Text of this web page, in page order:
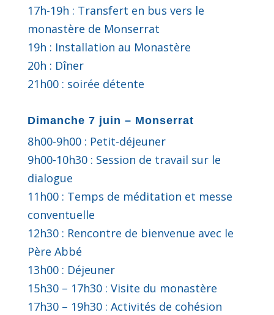
17h-19h : Transfert en bus vers le
monastère de Monserrat
19h : Installation au Monastère
20h : Dîner
21h00 : soirée détente
Dimanche 7 juin – Monserrat
8h00-9h00 : Petit-déjeuner
9h00-10h30 : Session de travail sur le
dialogue
11h00 : Temps de méditation et messe
conventuelle
12h30 : Rencontre de bienvenue avec le
Père Abbé
13h00 : Déjeuner
15h30 – 17h30 : Visite du monastère
17h30 – 19h30 : Activités de cohésion